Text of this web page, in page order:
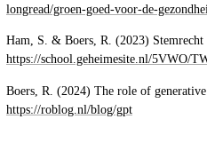
longread/groen-goed-voor-de-
Ham, S. & Boers, R. (2023) Stemrecht
https://school.geheimesite.nl/5VWO/
Boers, R. (2024) The role of
https://roblog.nl/blog/gpt